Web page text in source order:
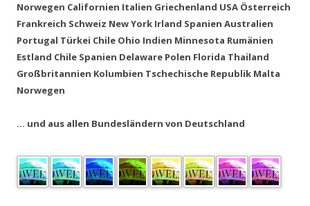
Norwegen Californien Italien Griechenland USA Österreich
Frankreich Schweiz New York Irland Spanien Australien
Portugal Türkei Chile Ohio Indien Minnesota Rumänien
Estland Chile Spanien Delaware Polen Florida Thailand
Großbritannien Kolumbien Tschechische Republik Malta
Norwegen
… und aus allen Bundesländern von Deutschland